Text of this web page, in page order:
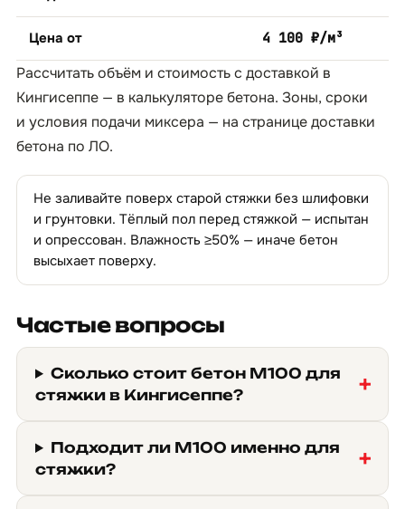
Цена от 4 100 ₽/м³
Рассчитать объём и стоимость с доставкой в
Кингисеппе — в калькуляторе бетона. Зоны, сроки
и условия подачи миксера — на страницедоставки
бетона по ЛО.
Не заливайте поверх старой стяжки без шлифовки
и грунтовки. Тёплый пол перед стяжкой — испытан
и опрессован. Влажность ≥50% — иначе бетон
высыхает поверху.
Частые вопросы
Сколько стоит бетон М100 для
стяжки в Кингисеппе?
Подходит ли М100 именно для
стяжки?